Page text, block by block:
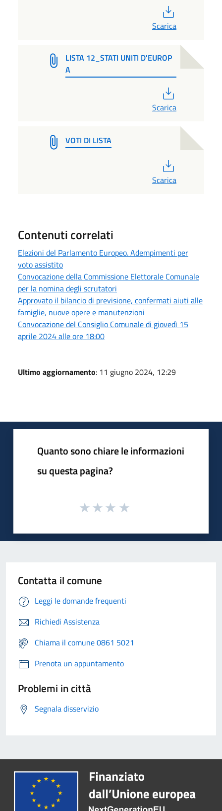
Scarica
LISTA 12_STATI UNITI D'EUROP
A
Scarica
VOTI DI LISTA
Scarica
Contenuti correlati
Elezioni del Parlamento Europeo. Adempimenti per
voto assistito
Convocazione della Commissione Elettorale Comunale
per la nomina degli scrutatori
Approvato il bilancio di previsione, confermati aiuti alle
famiglie, nuove opere e manutenzioni
Convocazione del Consiglio Comunale di giovedì 15
aprile 2024 alle ore 18:00
Ultimo aggiornamento: 11 giugno 2024, 12:29
Quanto sono chiare le informazioni
su questa pagina?
Contatta il comune
Leggi le domande frequenti
Richiedi Assistenza
Chiama il comune 0861 5021
Prenota un appuntamento
Problemi in città
Segnala disservizio